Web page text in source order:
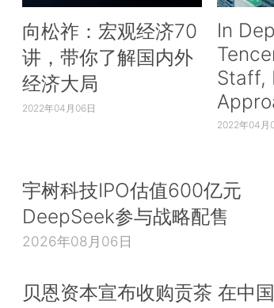
向松祚：宏观经济70
讲，带你了解国内外
经济大局
2022年04月06日
In
Staff,
2022年04月
宇树科技IPO估值600亿元
DeepSeek参与战略配售
2026年08月06日
贝恩资本宣布收购贡茶 在中国